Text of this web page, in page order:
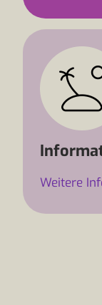
Weitere